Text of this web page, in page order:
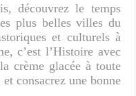
découvrez le temps
plus belles villes du
et culturels à
c’est l’Histoire avec
crème glacée à toute
consacrez une bonne